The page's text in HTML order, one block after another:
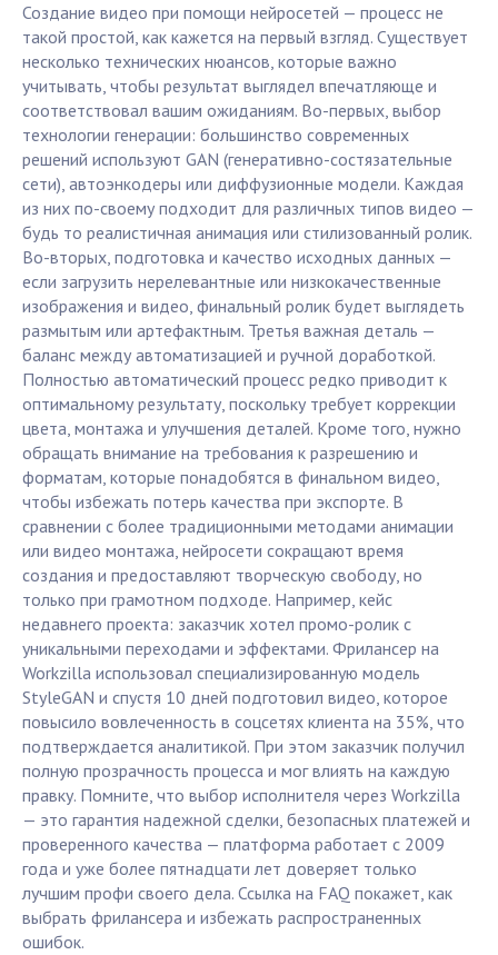
Создание видео при помощи нейросетей — процесс не
такой простой, как кажется на первый взгляд. Существует
несколько технических нюансов, которые важно
учитывать, чтобы результат выглядел впечатляюще и
соответствовал вашим ожиданиям. Во-первых, выбор
технологии генерации: большинство современных
решений используют GAN (генеративно-состязательные
сети), автоэнкодеры или диффузионные модели. Каждая
из них по-своему подходит для различных типов видео —
будь то реалистичная анимация или стилизованный ролик.
Во-вторых, подготовка и качество исходных данных —
если загрузить нерелевантные или низкокачественные
изображения и видео, финальный ролик будет выглядеть
размытым или артефактным. Третья важная деталь —
баланс между автоматизацией и ручной доработкой.
Полностью автоматический процесс редко приводит к
оптимальному результату, поскольку требует коррекции
цвета, монтажа и улучшения деталей. Кроме того, нужно
обращать внимание на требования к разрешению и
форматам, которые понадобятся в финальном видео,
чтобы избежать потерь качества при экспорте. В
сравнении с более традиционными методами анимации
или видео монтажа, нейросети сокращают время
создания и предоставляют творческую свободу, но
только при грамотном подходе. Например, кейс
недавнего проекта: заказчик хотел промо-ролик с
уникальными переходами и эффектами. Фрилансер на
Workzilla использовал специализированную модель
StyleGAN и спустя 10 дней подготовил видео, которое
повысило вовлеченность в соцсетях клиента на 35%, что
подтверждается аналитикой. При этом заказчик получил
полную прозрачность процесса и мог влиять на каждую
правку. Помните, что выбор исполнителя через Workzilla
— это гарантия надежной сделки, безопасных платежей и
проверенного качества — платформа работает с 2009
года и уже более пятнадцати лет доверяет только
лучшим профи своего дела. Ссылка на FAQ покажет, как
выбрать фрилансера и избежать распространенных
ошибок.